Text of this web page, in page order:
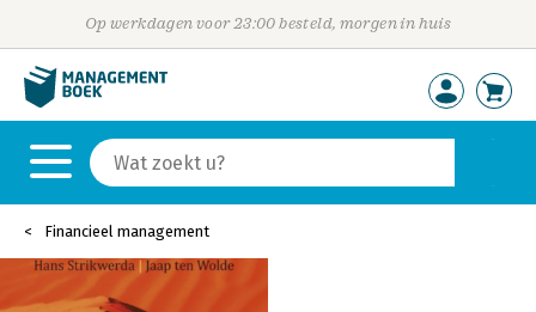
Op werkdagen voor 23:00 besteld, morgen in huis
Financieel management